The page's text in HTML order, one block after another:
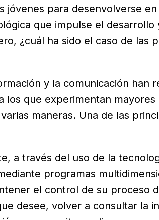
jóvenes para desenvolverse
que impulse el desarrollo
¿cuál ha sido el caso de las
y la comunicación han
los que experimentan
maneras. Una de las
a través del uso de la
programas
el control de su proceso
desee, volver a consultar la